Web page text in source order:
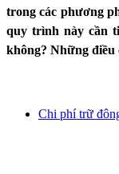
trong các phương
quy trình này cần
không? Những điều
Chi phí trữ